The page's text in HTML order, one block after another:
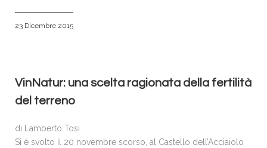
23 Dicembre 2015
VinNatur: una scelta ragionata della fertilità
del terreno
di Lamberto Tosi
Si è svolto il 20 novembre scorso, al Castello dell’Acciaiolo